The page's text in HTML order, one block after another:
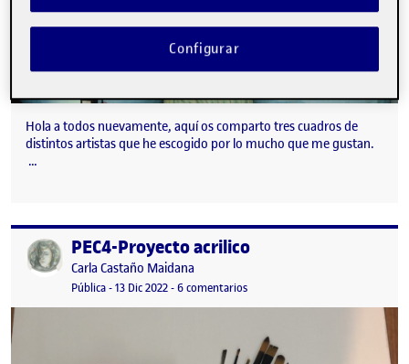
Hola a todos nuevamente, aquí os comparto tres cuadros de
distintos artistas que he escogido por lo mucho que me gustan.
…
Publicado porPEC4-Proyecto acrilico
Publicado por
Carla Castaño Maidana
Visibilidad:
Pública-Fecha de publicación
13 Dic 2022-6 comentariosen PEC4-Proyecto acrilico
Configurar